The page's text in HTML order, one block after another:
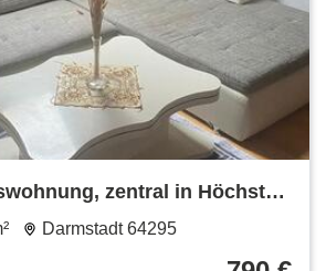
zentral in Höchst
vermieten
Darmstadt 64295